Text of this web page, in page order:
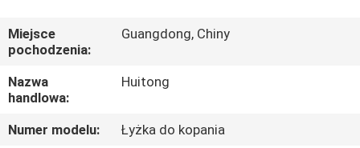
VR
O
NAS
Miejsce
pochodzenia:
Guangdong, Chiny
Nazwa
handlowa:
Huitong
Numer modelu:
Łyżka do kopania